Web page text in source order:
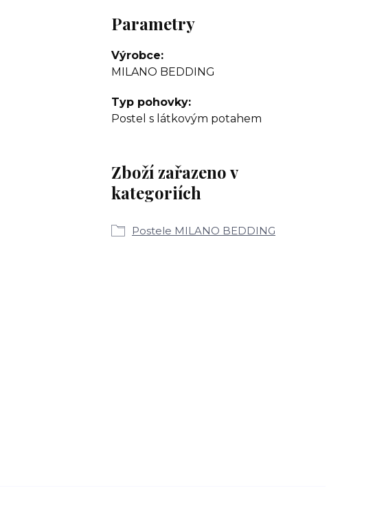
Parametry
Výrobce
MILANO BEDDING
Typ pohovky
Postel s látkovým potahem
Zboží zařazeno v
kategoriích
Postele MILANO BEDDING